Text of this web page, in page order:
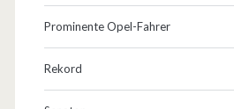
Prominente Opel-Fahrer
Rekord